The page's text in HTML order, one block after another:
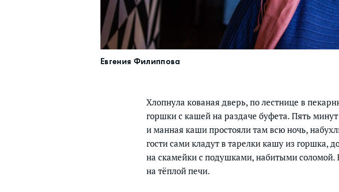
Евгения Филиппова
Хлопнула кованая дверь, по лестнице в
горшки с кашей на раздаче буфета. Пять
и манная каши простояли там всю ночь,
гости сами кладут в тарелки кашу из горшка,
на скамейки с подушками, набитыми соломой.
на тёплой печи.